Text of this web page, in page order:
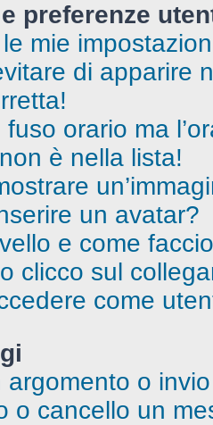
preferenze
mie
di apparire
orario ma
è nella lista!
un avatar?
e come
clicco sul
come
argomento o
o cancello un